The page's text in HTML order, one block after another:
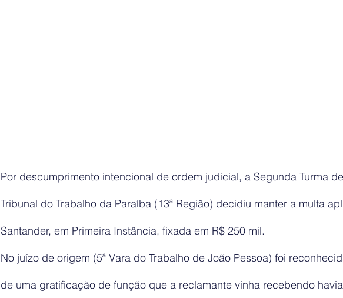
Por descumprimento intencional de ordem judicial, a Segunda Turma
Tribunal do Trabalho da Paraíba (13ª Região) decidiu manter a multa
Santander, em Primeira Instância, fixada em R$ 250 mil.
No juízo de origem (5ª Vara do Trabalho de João Pessoa) foi
de uma gratificação de função que a reclamante vinha recebendo